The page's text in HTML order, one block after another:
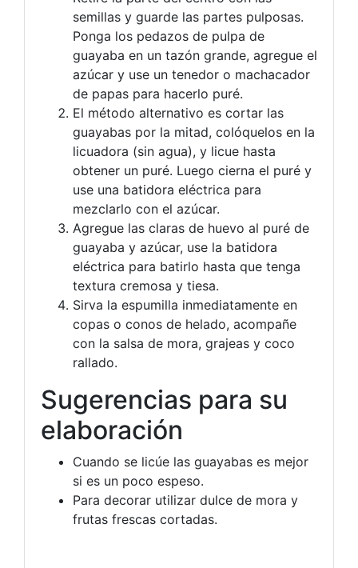
semillas y guarde las partes pulposas.
Ponga los pedazos de pulpa de
guayaba en un tazón grande, agregue el
azúcar y use un tenedor o machacador
de papas para hacerlo puré.
El método alternativo es cortar las
guayabas por la mitad, colóquelos en la
licuadora (sin agua), y licue hasta
obtener un puré. Luego cierna el puré y
use una batidora eléctrica para
mezclarlo con el azúcar.
Agregue las claras de huevo al puré de
guayaba y azúcar, use la batidora
eléctrica para batirlo hasta que tenga
textura cremosa y tiesa.
Sirva la espumilla inmediatamente en
copas o conos de helado, acompañe
con la salsa de mora, grajeas y coco
rallado.
Sugerencias para su
elaboración
Cuando se licúe las guayabas es mejor
si es un poco espeso.
Para decorar utilizar dulce de mora y
frutas frescas cortadas.